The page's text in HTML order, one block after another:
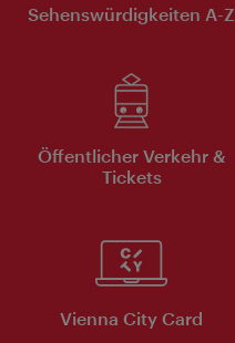
Sehenswürdigkeiten A-Z
Öffentlicher Verkehr &
Tickets
Vienna City Card